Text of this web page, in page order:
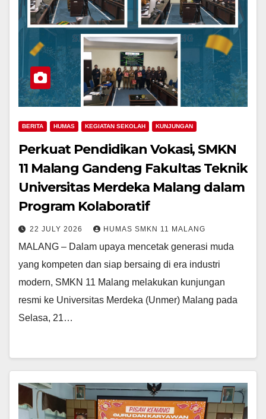
BERITA HUMAS KEGIATAN SEKOLAH KUNJUNGAN
Perkuat Pendidikan Vokasi, SMKN
11 Malang Gandeng Fakultas Teknik
Universitas Merdeka Malang dalam
Program Kolaboratif
22 JULY 2026 HUMAS SMKN 11 MALANG
MALANG – Dalam upaya mencetak generasi muda
yang kompeten dan siap bersaing di era industri
modern, SMKN 11 Malang melakukan kunjungan
resmi ke Universitas Merdeka (Unmer) Malang pada
Selasa, 21…